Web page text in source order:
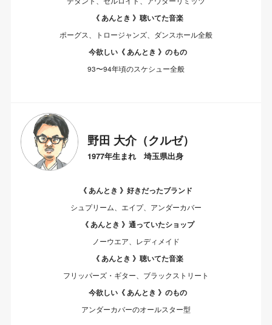
《 あんとき 》聴いてた音楽
ポーグス、トロージャンズ、ダンスホール全般
今欲しい《 あんとき 》のもの
93〜94年頃のスケシュー全般
野田 大介（クルゼ）
1977年生まれ 埼玉県出身
《 あんとき 》好きだったブランド
シュプリーム、エイプ、アンダーカバー
《 あんとき 》通っていたショップ
ノーウエア、レディメイド
《 あんとき 》聴いてた音楽
フリッパーズ・ギター、ブラックストリート
今欲しい《 あんとき 》のもの
アンダーカバーのオールスター型